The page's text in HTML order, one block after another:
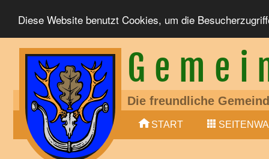
Diese Website benutzt Cookies, um die
Die freundliche
Ein liebens- und
Mitglied der
LTE (4G, 5G),
START